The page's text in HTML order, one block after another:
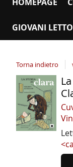
GIOVANI
Torna indietro
Dettaglio
del
documento